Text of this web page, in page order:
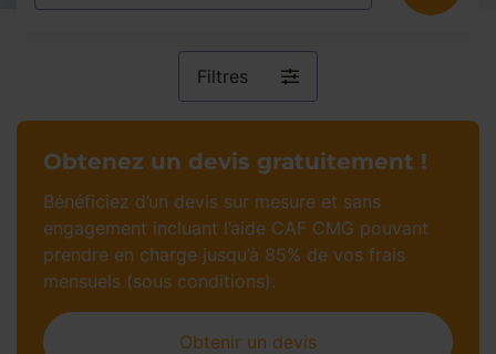
Filtres
Obtenez un devis gratuitement !
Bénéficiez d’un devis sur mesure et sans
engagement incluant l’aide CAF CMG pouvant
prendre en charge jusqu’à 85% de vos frais
mensuels (sous conditions).
Obtenir un devis